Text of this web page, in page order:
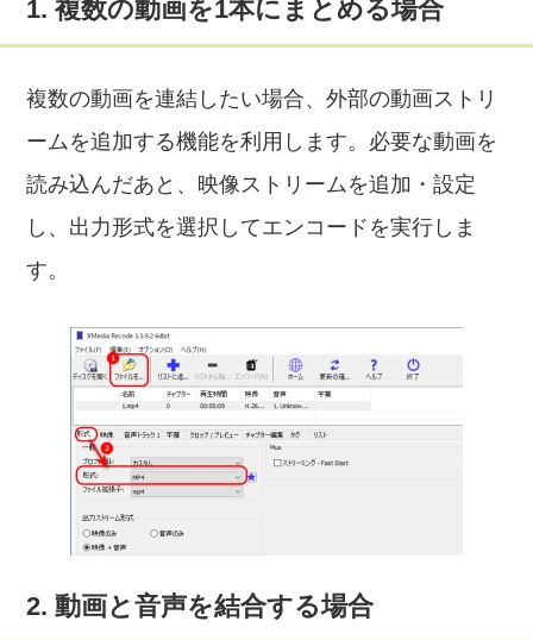
1. 複数の動画を1本にまとめる場合
複数の動画を連結したい場合、外部の動画ストリ
ームを追加する機能を利用します。必要な動画を
読み込んだあと、映像ストリームを追加・設定
し、出力形式を選択してエンコードを実行しま
す。
2. 動画と音声を結合する場合